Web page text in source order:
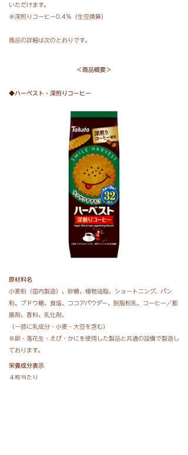
いただけます。
※深煎りコーヒー0.4％（生豆換算）
商品の詳細は次のとおりです。
＜商品概要＞
◆ハーベスト・深煎りコーヒー
原材料名
小麦粉（国内製造）、砂糖、植物油脂、ショートニング、パン
粉、ブドウ糖、食塩、ココアパウダー、脱脂粉乳、コーヒー／膨
脹剤、香料、乳化剤、
（一部に乳成分・小麦・大豆を含む）
※卵・落花生・えび・かにを使用した製品と共通の設備で製造し
ております。
栄養成分表示
４枚当たり